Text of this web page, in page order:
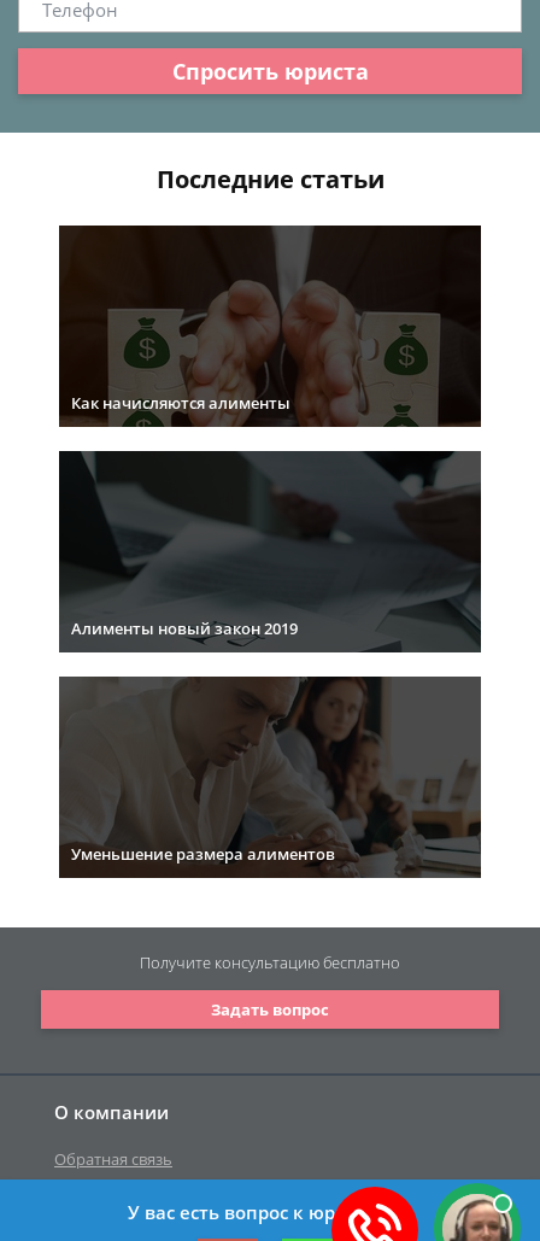
Спросить юриста
Последние статьи
Как начисляются алименты
Алименты новый закон 2019
Уменьшение размера алиментов
О компании
Обратная связь
Задать вопрос
Получите консультациюбесплатно
У вас есть вопрос к юристу?